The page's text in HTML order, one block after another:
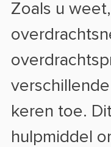
Zoals u
keren toe.
hulpmiddel